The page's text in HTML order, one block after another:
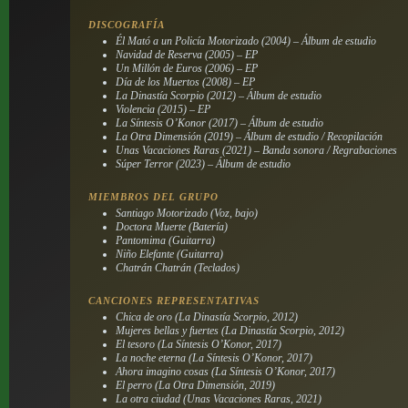
DISCOGRAFÍA
Él Mató a un Policía Motorizado (2004) – Álbum de estudio
Navidad de Reserva (2005) – EP
Un Millón de Euros (2006) – EP
Día de los Muertos (2008) – EP
La Dinastía Scorpio (2012) – Álbum de estudio
Violencia (2015) – EP
La Síntesis O’Konor (2017) – Álbum de estudio
La Otra Dimensión (2019) – Álbum de estudio / Recopilación
Unas Vacaciones Raras (2021) – Banda sonora / Regrabaciones
Súper Terror (2023) – Álbum de estudio
MIEMBROS DEL GRUPO
Santiago Motorizado (Voz, bajo)
Doctora Muerte (Batería)
Pantomima (Guitarra)
Niño Elefante (Guitarra)
Chatrán Chatrán (Teclados)
CANCIONES REPRESENTATIVAS
Chica de oro (La Dinastía Scorpio, 2012)
Mujeres bellas y fuertes (La Dinastía Scorpio, 2012)
El tesoro (La Síntesis O’Konor, 2017)
La noche eterna (La Síntesis O’Konor, 2017)
Ahora imagino cosas (La Síntesis O’Konor, 2017)
El perro (La Otra Dimensión, 2019)
La otra ciudad (Unas Vacaciones Raras, 2021)